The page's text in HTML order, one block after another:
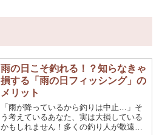
雨の日こそ釣れる！？知らなきゃ
損する「雨の日フィッシング」の
メリット
「雨が降っているから釣りは中止…」そ
う考えているあなた、実は大損している
かもしれません！多くの釣り人が敬遠し